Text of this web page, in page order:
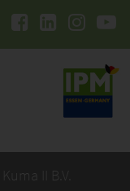
Kuma II B.V.